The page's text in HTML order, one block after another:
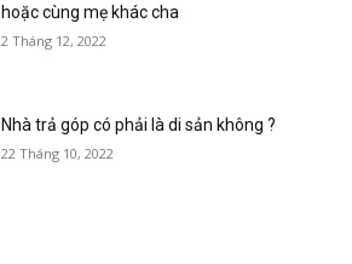
hoặc cùng mẹ khác cha
2 Tháng 12, 2022
Nhà trả góp có phải là di sản không ?
22 Tháng 10, 2022